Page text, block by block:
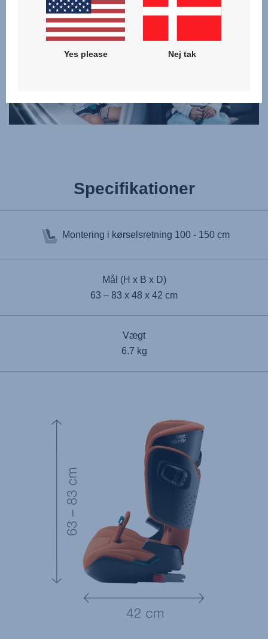
Specifikationer
Montering i kørselsretning 100 - 150 cm
Mål (H x B x D)
63 – 83 x 48 x 42 cm
Vægt
6.7 kg
Yes please Nej tak